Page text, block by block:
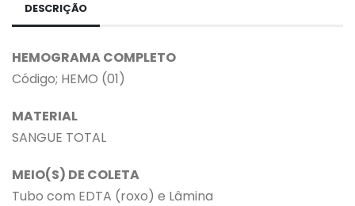
DESCRIÇÃO
HEMOGRAMA COMPLETO
Código; HEMO (01)
MATERIAL
SANGUE TOTAL
MEIO(S) DE COLETA
Tubo com EDTA (roxo) e Lâmina